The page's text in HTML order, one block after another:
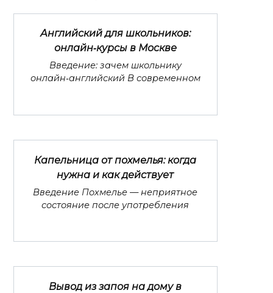
Английский для школьников:
онлайн‑курсы в Москве
Введение: зачем школьнику
онлайн‑английский В современном
Капельница от похмелья: когда
нужна и как действует
Введение Похмелье — неприятное
состояние после употребления
Вывод из запоя на дому в